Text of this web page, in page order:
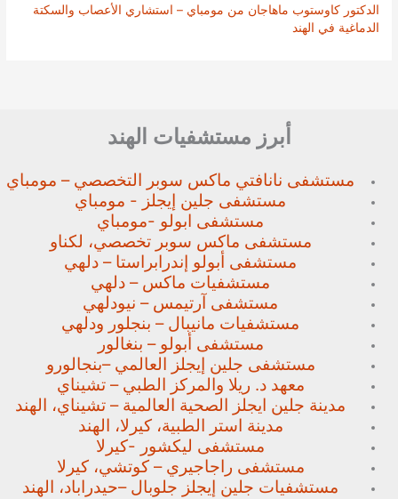
الدكتور كاوستوب ماهاجان من مومباي – استشاري الأعصاب والسكتة
الدماغية في الهند
أبرز مستشفيات الهند
مستشفى نانافتي ماكس سوبر التخصصي – مومباي
مستشفى جلين إيجلز - مومباي
مستشفى ابولو -مومباي
مستشفى ماكس سوبر تخصصي، لكناو
مستشفى أبولو إندرابراستا – دلهي
مستشفيات ماكس – دلهي
مستشفى آرتيمس – نيودلهي
مستشفيات مانيبال – بنجلور ودلهي
مستشفى أبولو – بنغالور
مستشفى جلين إيجلز العالمي –بنجالورو
معهد د. ريلا والمركز الطبي – تشيناي
مدينة جلين ايجلز الصحية العالمية – تشيناي، الهند
مدينة استر الطبية، كيرلا، الهند
مستشفى ليكشور -كيرلا
مستشفى راجاجيري – كوتشي، كيرلا
مستشفيات جلين إيجلز جلوبال –حيدراباد، الهند